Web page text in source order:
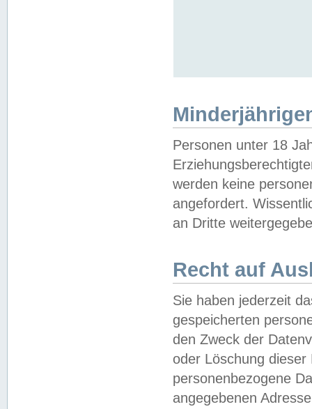
Personen unter 18
werden keine
angefordert.
an Dritte
Recht auf
Sie haben jederzeit
gespeicherten
den Zweck der
oder Löschung
personenbezogene
angegebenen